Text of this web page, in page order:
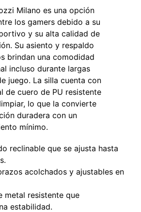
Milano es una opción
los gamers debido a su
y su alta calidad de
Su asiento y respaldo
brindan una comodidad
incluso durante largas
juego. La silla cuenta con
de cuero de PU resistente
lo que la convierte
duradera con un
mínimo.
reclinable que se ajusta hasta
acolchados y ajustables en
metal resistente que
estabilidad.